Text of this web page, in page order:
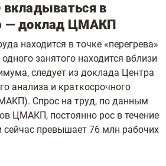
в
— доклад ЦМАКП
находится в точке «перегрева»
занятого находится вблизи
следует из доклада Центра
анализа и краткосрочного
Спрос на труд, по данным
ЦМАКП, постоянно рос в течение
сейчас превышает 76 млн рабочих